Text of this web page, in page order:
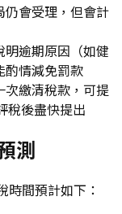
仍會受理，但會計
逾期原因（如健
酌情減免罰款
次繳清稅款，可提
稅後盡快提出
測
間預計如下：